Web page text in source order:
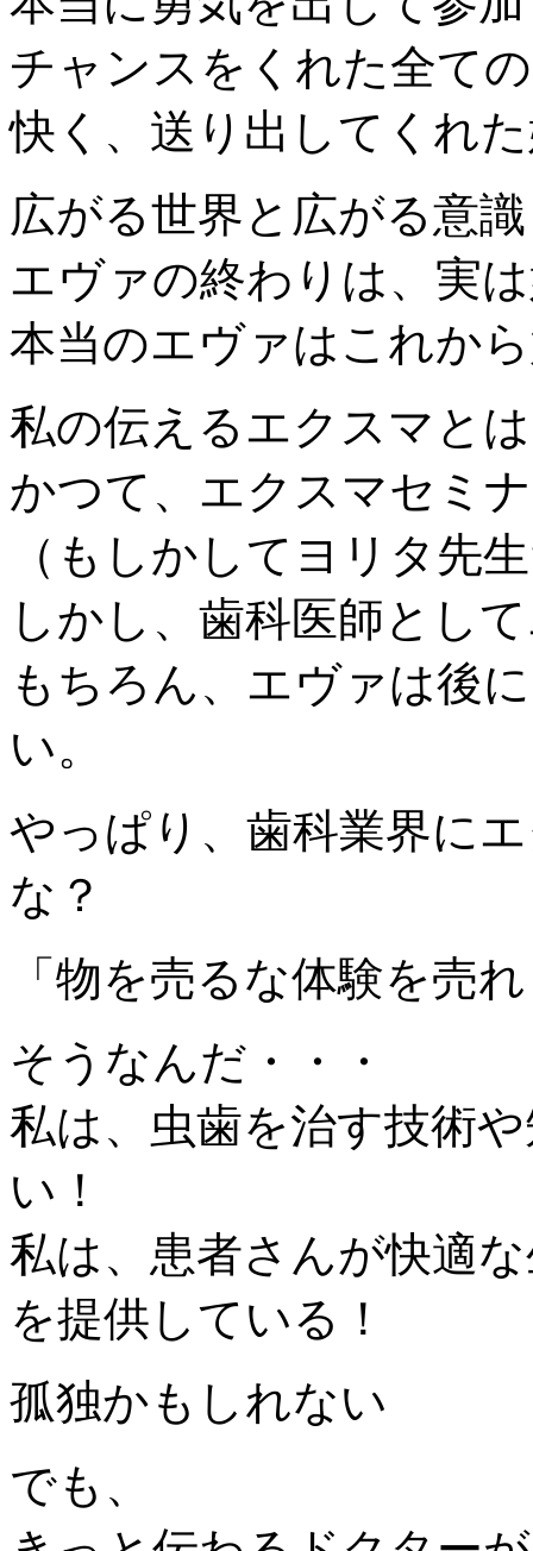
チャンスをくれた全て
快く、送り出してくれ
広がる世界と広がる意識
エヴァの終わりは、実
本当のエヴァはこれか
私の伝えるエクスマと
かつて、エクスマセミ
（もしかしてヨリタ先
しかし、歯科医師とし
もちろん、エヴァは後
い。
やっぱり、歯科業界に
な？
「物を売るな体験を売
そうなんだ・・・
私は、虫歯を治す技術
い！
私は、患者さんが快適
を提供している！
孤独かもしれない
でも、